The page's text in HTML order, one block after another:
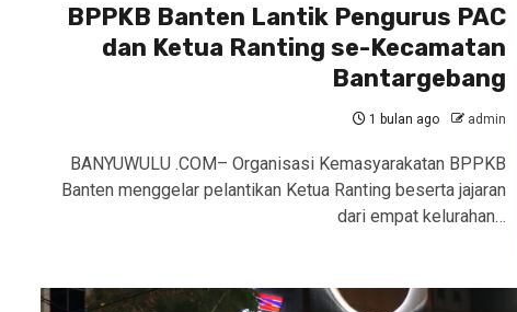
BPPKB Banten Lantik Pengurus PAC
dan Ketua Ranting se-Kecamatan
Bantargebang
1 bulan ago admin
BANYUWULU .COM– Organisasi Kemasyarakatan BPPKB
Banten menggelar pelantikan Ketua Ranting beserta jajaran
dari empat kelurahan…